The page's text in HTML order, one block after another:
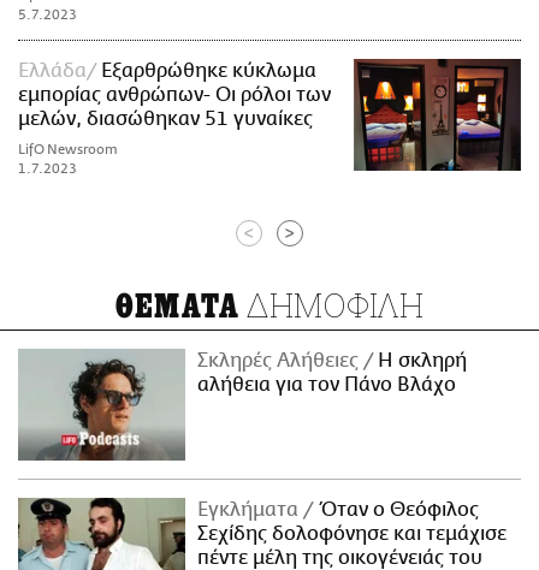
5.7.2023
Ελλάδα
Εξαρθρώθηκε κύκλωμα
εμπορίας ανθρώπων- Οι ρόλοι των
μελών, διασώθηκαν 51 γυναίκες
LifO Newsroom
1.7.2023
< >
ΘΕΜΑΤΑ ΔΗΜΟΦΙΛΗ
Σκληρές Αλήθειες
H σκληρή
αλήθεια για τον Πάνο Βλάχο
Εγκλήματα
Όταν ο Θεόφιλος
Σεχίδης δολοφόνησε και τεμάχισε
πέντε μέλη της οικογένειάς του